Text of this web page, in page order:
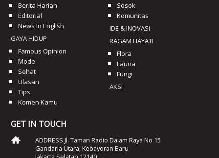
Berita Harian
Editorial
News In English
GAYA HIDUP
Famous Opinion
Mode
Sehat
Ulasan
Tips
Komen Kamu
Sosok
Komunitas
IDE & INOVASI
RAGAM HAYATI
Flora
Fauna
Fungi
AKSI
GET IN TOUCH
ADDRESS Jl. Taman Radio Dalam Raya No 15
Gandaria Utara, Kebayoran Baru